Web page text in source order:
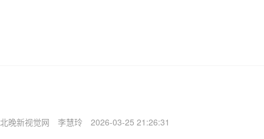
北晚新视觉网 李慧玲 2026-03-25 21:26:31